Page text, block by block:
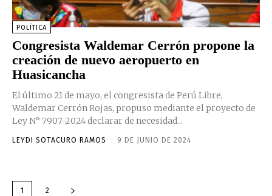
POLÍTICA
Congresista Waldemar Cerrón propone la
creación de nuevo aeropuerto en
Huasicancha
El último 21 de mayo, el congresista de Perú Libre,
Waldemar Cerrón Rojas, propuso mediante el proyecto de
Ley N° 7907-2024 declarar de necesidad...
LEYDI SOTACURO RAMOS - 9 DE JUNIO DE 2024
1 2